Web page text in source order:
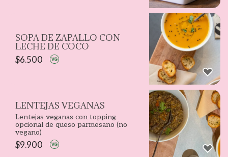
SOPA DE ZAPALLO CON
LECHE DE COCO
$6.500
LENTEJAS VEGANAS
Lentejas veganas con topping
opcional de queso parmesano (no
vegano)
$9.900